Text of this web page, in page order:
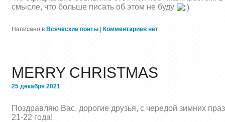
смысле, что больше писать об этом не буду
Написано в Всяческие понты | Комментариев нет
MERRY CHRISTMAS
25 декабря 2021
Поздравляю Вас, дорогие друзья, с чередой зимних
21-22 года!